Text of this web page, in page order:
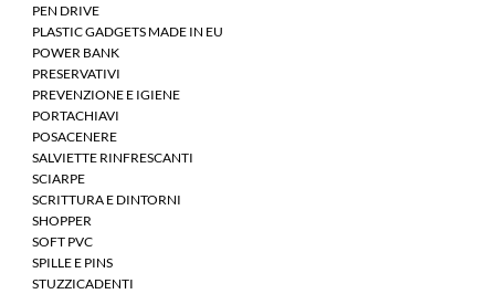
PEN DRIVE
PLASTIC GADGETS MADE IN EU
POWER BANK
PRESERVATIVI
PREVENZIONE E IGIENE
PORTACHIAVI
POSACENERE
SALVIETTE RINFRESCANTI
SCIARPE
SCRITTURA E DINTORNI
SHOPPER
SOFT PVC
SPILLE E PINS
STUZZICADENTI